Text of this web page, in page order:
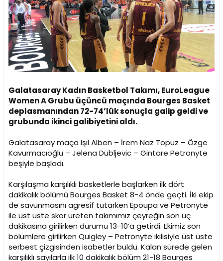
Galatasaray Kadın Basketbol Takımı, EuroLeague
Women A Grubu üçüncü maçında Bourges Basket
deplasmanından 72-74’lük sonuçla galip geldi ve
grubunda ikinci galibiyetini aldı.
Galatasaray maça Işıl Alben – İrem Naz Topuz – Özge
Kavurmacıoğlu – Jelena Dubljevic – Gintare Petronyte
beşiyle başladı.
Karşılaşma karşılıklı basketlerle başlarken ilk dört
dakikalık bölümü Bourges Basket 8-4 önde geçti. İki ekip
de savunmasını agresif tutarken Epoupa ve Petronyte
ile üst üste skor üreten takımımız çeyreğin son üç
dakikasına girilirken durumu 13-10’a getirdi. Ekimiz son
bölümlere girilirken Quigley – Petronyte ikilisiyle üst üste
serbest çizgisinden isabetler buldu. Kalan sürede gelen
karşılıklı sayılarla ilk 10 dakikalık bölüm 21-18 Bourges